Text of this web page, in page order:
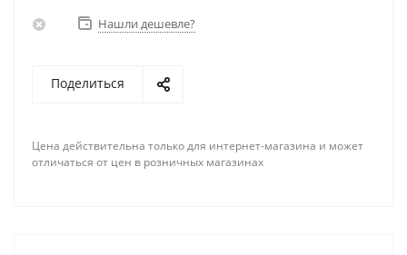
Нашли дешевле?
Поделиться
Цена действительна только для интернет-магазина и может
отличаться от цен в розничных магазинах